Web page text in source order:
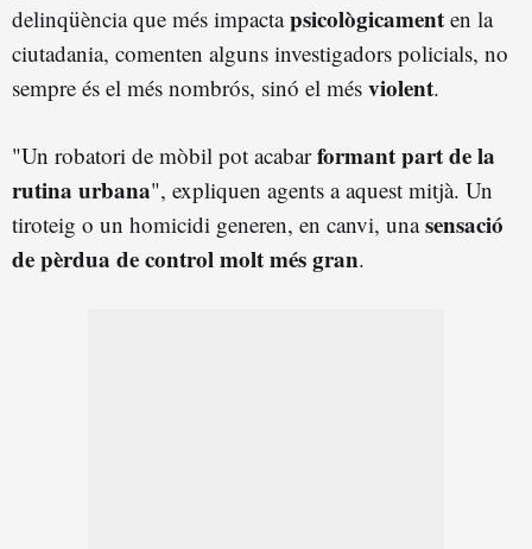
delinqüència que més impactapsicològicament en la
ciutadania, comenten alguns investigadors policials, no
sempre és el més nombrós, sinó el més violent.
"Un robatori de mòbil pot acabarformant part de la
rutina urbana", expliquen agents a aquest mitjà. Un
tiroteig o un homicidi generen, en canvi, unasensació
de pèrdua de control molt més gran.